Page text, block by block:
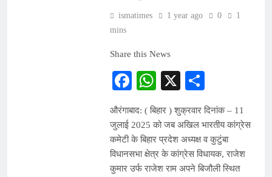
ismatimes 1 year ago 0
1
mins
Share this News
Facebook
WhatsApp
X
औरंगाबाद: ( बिहार ) शुक्रवार दिनांक – 11
जुलाई 2025 को जब अखिल भारतीय कांग्रेस
कमेटी के बिहार प्रदेश अध्यक्ष व कुटुंबा
विधानसभा क्षेत्र के कांग्रेस विधायक, राजेश
कुमार उर्फ राजेश राम अपने बिजौली स्थित